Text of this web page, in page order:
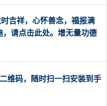
吉祥，心怀善念，福报满
请点击此处。增无量功德
维码，随时扫一扫安装到手